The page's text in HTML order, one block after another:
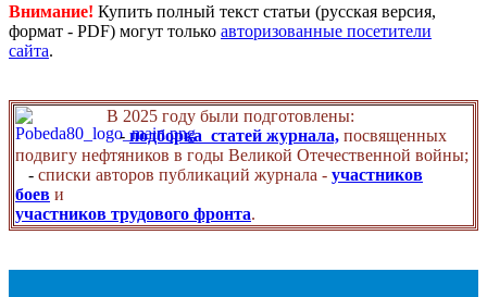
Внимание! Купить полный текст статьи (русская версия,
формат - PDF) могут только авторизованные посетители
сайта.
В 2025 году были подготовлены:
- подборка статей журнала, посвященных
подвигу нефтяников в годы Великой Отечественной войны;
- списки авторов публикаций журнала - участников
боев и
участников трудового фронта.